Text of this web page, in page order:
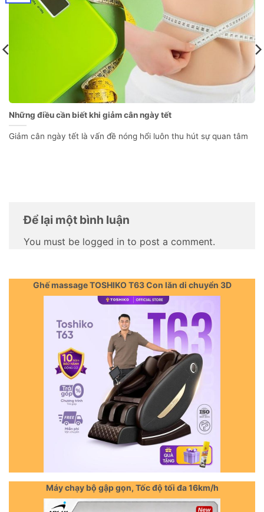
Những điều cần biết khi giảm cân ngày tết
Giảm cân ngày tết là vấn đề nóng hổi luôn thu hút sự quan tâm
Để lại một bình luận
You must be logged in to post a comment.
Ghế massage TOSHIKO T63 Con lăn di chuyển 3D
Máy chạy bộ gập gọn, Tốc độ tối đa 16km/h